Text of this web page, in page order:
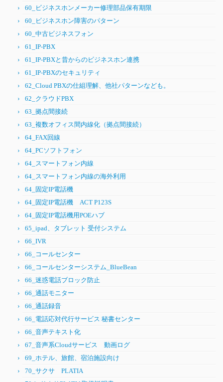
60_ビジネスホンメーカー修理部品保有期限
60_ビジネスホン障害のパターン
60_中古ビジネスフォン
61_IP-PBX
61_IP-PBXと昔からのビジネスホン連携
61_IP-PBXのセキュリティ
62_Cloud PBXの仕組理解、他社パターンなども。
62_クラウドPBX
63_拠点間接続
63_複数オフィス間内線化（拠点間接続）
64_FAX回線
64_PCソフトフォン
64_スマートフォン内線
64_スマートフォン内線の海外利用
64_固定IP電話機
64_固定IP電話機 ACT P123S
64_固定IP電話機用POEハブ
65_ipad、タブレット 受付システム
66_IVR
66_コールセンター
66_コールセンターシステム_BlueBean
66_迷惑電話ブロック防止
66_通話モニター
66_通話録音
66_電話応対代行サービス 秘書センター
66_音声テキスト化
67_音声系Cloudサービス 動画ログ
69_ホテル、旅館、宿泊施設向け
70_サクサ PLATIA